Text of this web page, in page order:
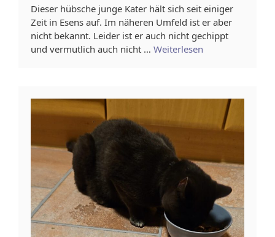
Dieser hübsche junge Kater hält sich seit einiger
Zeit in Esens auf. Im näheren Umfeld ist er aber
nicht bekannt. Leider ist er auch nicht gechippt
und vermutlich auch nicht … Weiterlesen